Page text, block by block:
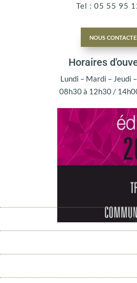
Tel : 05 55 95
nous
Horaires
Lundi – Mardi – Jeudi
08h30 à 12h30 /